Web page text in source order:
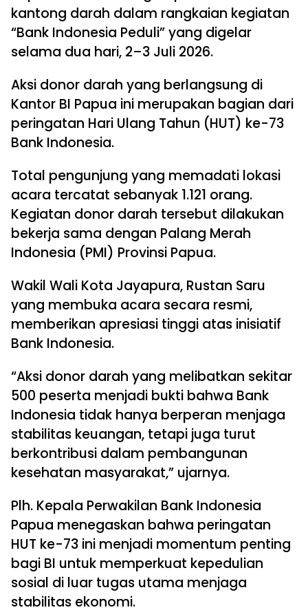
kantong darah dalam rangkaian kegiatan
“Bank Indonesia Peduli” yang digelar
selama dua hari, 2–3 Juli 2026.
Aksi donor darah yang berlangsung di
Kantor BI Papua ini merupakan bagian dari
peringatan Hari Ulang Tahun (HUT) ke-73
Bank Indonesia.
Total pengunjung yang memadati lokasi
acara tercatat sebanyak 1.121 orang.
Kegiatan donor darah tersebut dilakukan
bekerja sama dengan Palang Merah
Indonesia (PMI) Provinsi Papua.
Wakil Wali Kota Jayapura, Rustan Saru
yang membuka acara secara resmi,
memberikan apresiasi tinggi atas inisiatif
Bank Indonesia.
“Aksi donor darah yang melibatkan sekitar
500 peserta menjadi bukti bahwa Bank
Indonesia tidak hanya berperan menjaga
stabilitas keuangan, tetapi juga turut
berkontribusi dalam pembangunan
kesehatan masyarakat,” ujarnya.
Plh. Kepala Perwakilan Bank Indonesia
Papua menegaskan bahwa peringatan
HUT ke-73 ini menjadi momentum penting
bagi BI untuk memperkuat kepedulian
sosial di luar tugas utama menjaga
stabilitas ekonomi.